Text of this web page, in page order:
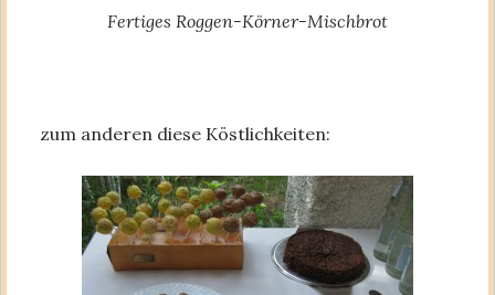
Fertiges Roggen-Körner-Mischbrot
zum anderen diese Köstlichkeiten: